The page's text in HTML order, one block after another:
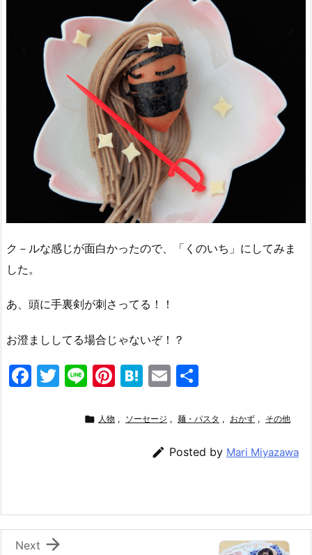
ク－ルな感じが面白かったので、「くのいち」にしてみま
した。
あ、頭に手裏剣が刺さってる！！
お澄まししてる場合じゃないぞ！？
F
o
k
T
Li
e
Pi
er
H
e
a
E
ai
l
 人物 , ソーセージ , 麺・パスタ , おかず , その他
 Posted by Mari Miyazawa

Next